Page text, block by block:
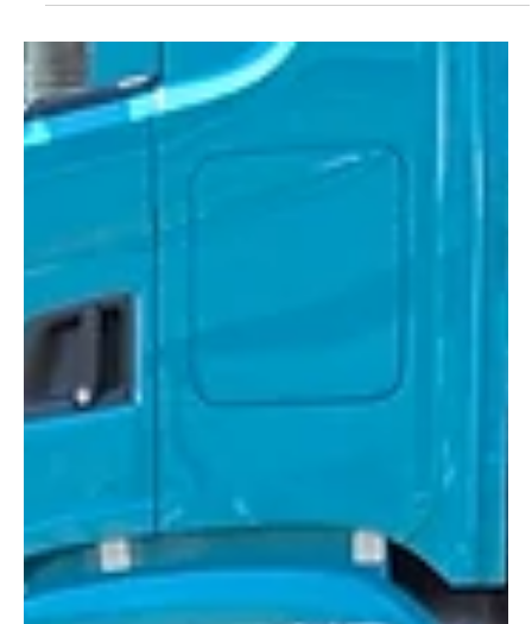
Die MUGA 26 war auch ein grosser Erfolg für
soaktuell.ch
Die Hallen in Murgenthal sind geleert, die Scheinwerfer